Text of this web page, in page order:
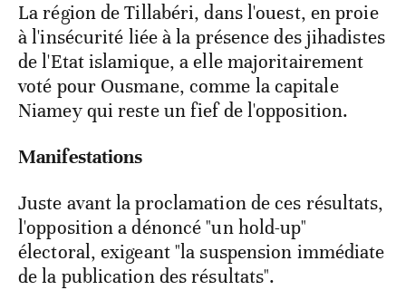
La région de Tillabéri, dans l'ouest, en proie
à l'insécurité liée à la présence des jihadistes
de l'Etat islamique, a elle majoritairement
voté pour Ousmane, comme la capitale
Niamey qui reste un fief de l'opposition.
Manifestations
Juste avant la proclamation de ces résultats,
l'opposition a dénoncé "un hold-up"
électoral, exigeant "la suspension immédiate
de la publication des résultats".